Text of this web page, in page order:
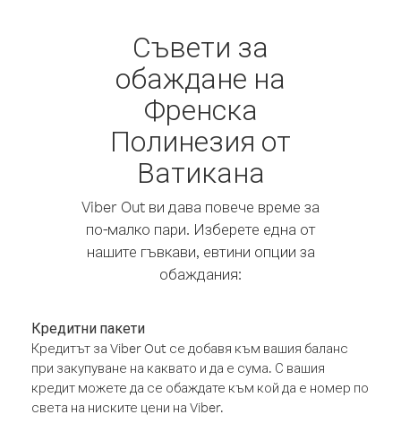
Съвети за
обаждане на
Френска
Полинезия от
Ватикана
Viber Out ви дава повече време за
по-малко пари. Изберете една от
нашите гъвкави, евтини опции за
обаждания:
Кредитни пакети
Кредитът за Viber Out се добавя към вашия баланс
при закупуване на каквато и да е сума. С вашия
кредит можете да се обаждате към кой да е номер по
света на ниските цени на Viber.